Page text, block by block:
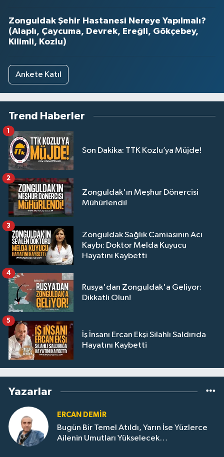
Zonguldak Şehir Hastanesi Nereye Yapılmalı?
(Alaplı, Çaycuma, Devrek, Ereğli, Gökçebey,
Kilimli, Kozlu)
Ankete Katıl
Trend Haberler
Son Dakika: TTK Kozlu’ya Müjde!
1
Zonguldak'ın Meşhur Dönercisi
Mühürlendi!
2
Zonguldak Sağlık Camiasının Acı
Kaybı: Doktor Melda Kuyucu
Hayatını Kaybetti
3
Rusya'dan Zonguldak'a Geliyor:
Dikkatli Olun!
4
İş İnsanı Ercan Ekşi Silahlı Saldırıda
Hayatını Kaybetti
5
Yazarlar
ERCAN DEMIR
Bugün Bir Temel Atıldı, Yarın İse Yüzlerce
Ailenin Umutları Yükselecek…